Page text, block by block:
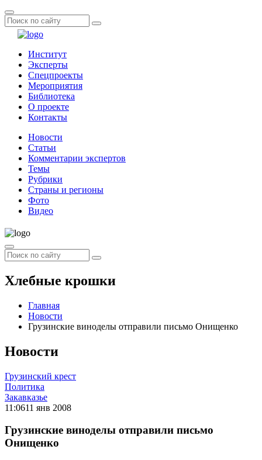
Институт
Эксперты
Спецпроекты
Мероприятия
Библиотека
О проекте
Контакты
Новости
Статьи
Комментарии экспертов
Темы
Рубрики
Страны и регионы
Фото
Видео
Хлебные крошки
Главная
Новости
Грузинские виноделы отправили письмо Онищенко
Новости
Грузинский крест
Политика
Закавказье
11:0611 янв 2008
Грузинские виноделы отправили письмо
Онищенко